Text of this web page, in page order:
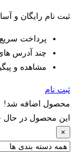
ثبت نام رایگان و
پرداخت سریع
چند آدرس
مشاهده و
ثبت نام
محصول اضافه شد!
این محصول در
×